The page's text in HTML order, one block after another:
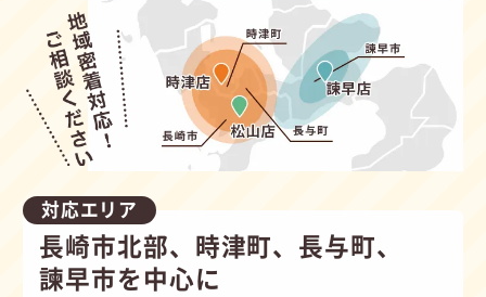
対応エリア
長崎市北部、時津町、長与町、
諫早市を中心に